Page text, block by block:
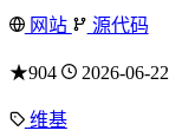
网站 源代码
★904 2026-06-22
维基